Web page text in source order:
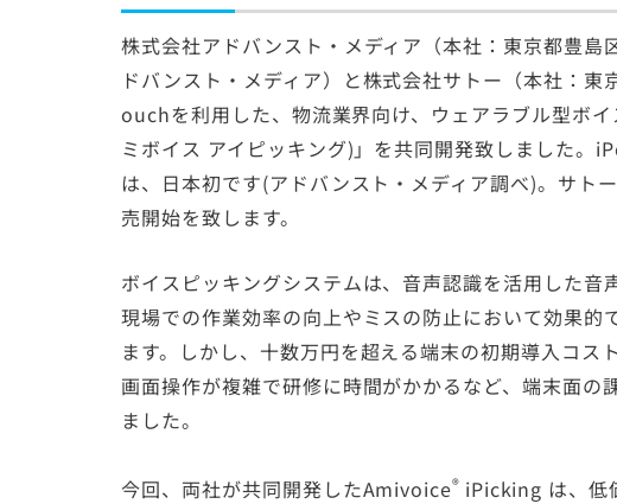
株式会社アドバンスト・メディア（本社：東京都豊
ドバンスト・メディア）と株式会社サトー（本社：
ouchを利用した、物流業界向け、ウェアラブル型ボ
ミボイス アイピッキング)」を共同開発致しました
は、日本初です(アドバンスト・メディア調べ)。サト
売開始を致します。
ボイスピッキングシステムは、音声認識を活用した
現場での作業効率の向上やミスの防止において効果
ます。しかし、十数万円を超える端末の初期導入コス
画面操作が複雑で研修に時間がかかるなど、端末面の
ました。
今回、両社が共同開発したAmivoice® iPicking は、低